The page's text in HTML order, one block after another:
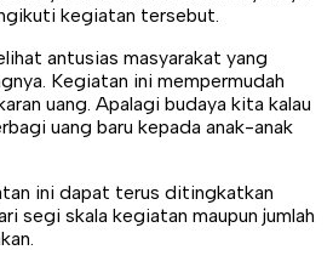
kegiatan tersebut.
antusias masyarakat yang
Kegiatan ini mempermudah
uang. Apalagi budaya kita kalau
uang baru kepada anak-anak
ini dapat terus ditingkatkan
segi skala kegiatan maupun jumlah